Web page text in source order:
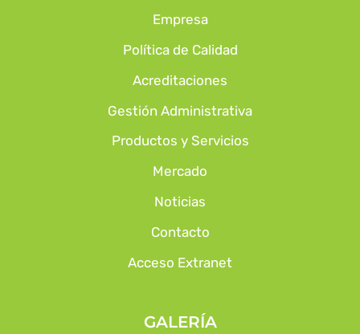
Empresa
Política de Calidad
Acreditaciones
Gestión Administrativa
Productos y Servicios
Mercado
Noticias
Contacto
Acceso Extranet
GALERÍA